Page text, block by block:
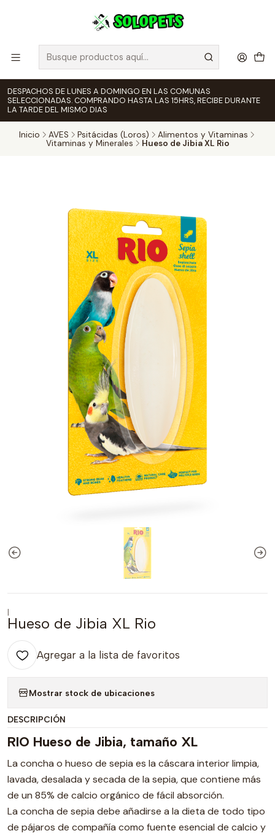
DESPACHOS DE LUNES A DOMINGO EN LAS COMUNAS
SELECCIONADAS. COMPRANDO HASTA LAS 15HRS, RECIBE DURANTE
LA TARDE DEL MISMO DIAS
Inicio AVES Psitácidas (Loros)
Alimentos y Vitaminas
Vitaminas y Minerales
Hueso de Jibia XL Rio
|
Hueso de Jibia XL Rio
Agregar a la lista de favoritos
Mostrar stock de ubicaciones
DESCRIPCIÓN
RIO Hueso de Jibia, tamaño XL
La concha o hueso de sepia es la cáscara interior limpia,
lavada, desalada y secada de la sepia, que contiene más
de un 85% de calcio orgánico de fácil absorción.
La concha de sepia debe añadirse a la dieta de todo tipo
de pájaros de compañía como fuente esencial de calcio y